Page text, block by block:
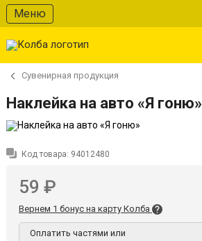
Меню
Сувенирная продукция
Наклейка на авто «Я гоню»
Код товара: 94012480
59 ₽
Вернем 1 бонус на карту Колба
Оплатить частями или